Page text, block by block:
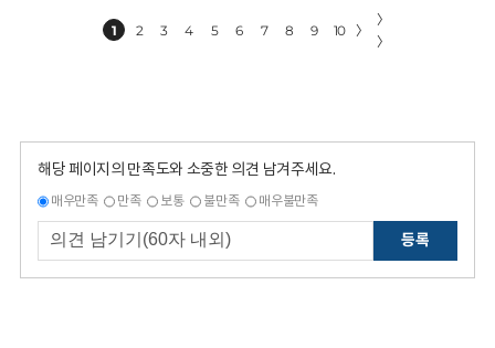
1 2 3 4 5 6 7 8 9 10 〉
〉
〉
해당 페이지의 만족도와 소중한 의견 남겨주세요.
매우만족 만족 보통 불만족 매우불만족
등록